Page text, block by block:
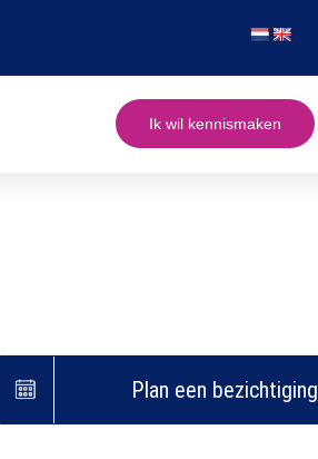
Ik wil kennismaken
Plan een bezichtiging